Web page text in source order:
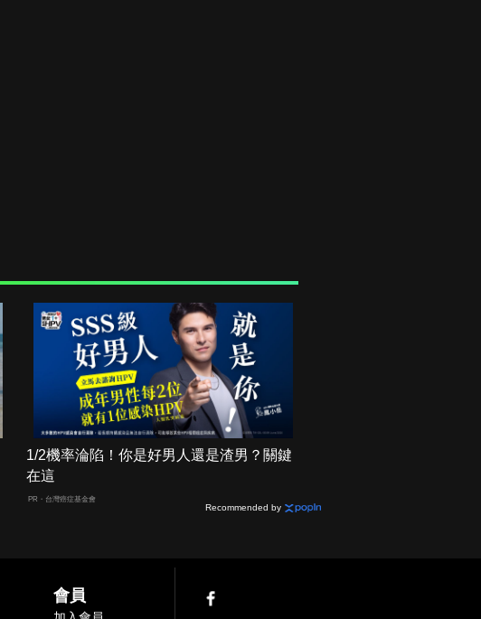
1/2機率淪陷！你是好男人還是渣男？關鍵
在這
PR・台灣癌症基金會
Recommended by
會員